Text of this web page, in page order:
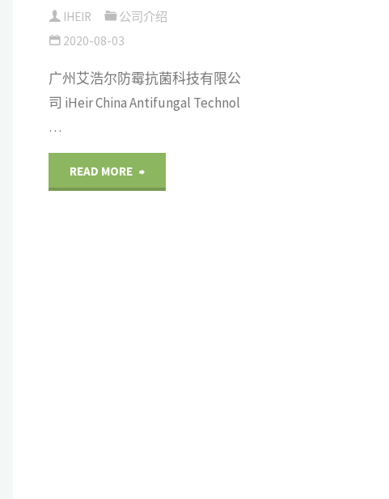
IHEIR
公司介绍
2020-08-03
广州艾浩尔防霉抗菌科技有限公
司 iHeir China Antifungal Technol
…
READ MORE "关